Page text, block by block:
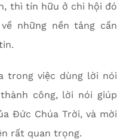
thì tín hữu ở chi hội đó
những nền tảng cần
trong việc dùng lời nói
công, lời nói giúp
Đức Chúa Trời, và mời
rất quan trọng.